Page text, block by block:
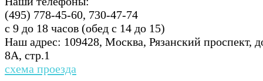
(495) 778-45-60, 730-47-74
с 9 до 18 часов (обед с 14 до 15)
Наш адрес: 109428, Москва, Рязанский проспект,
8А, стр.1
схема проезда